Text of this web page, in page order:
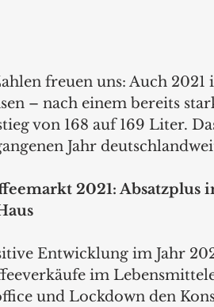
freuen uns: Auch
– nach einem bereits
von 168 auf 169 Liter.
Jahr
2021:
Entwicklung im Jahr
im
und Lockdown den